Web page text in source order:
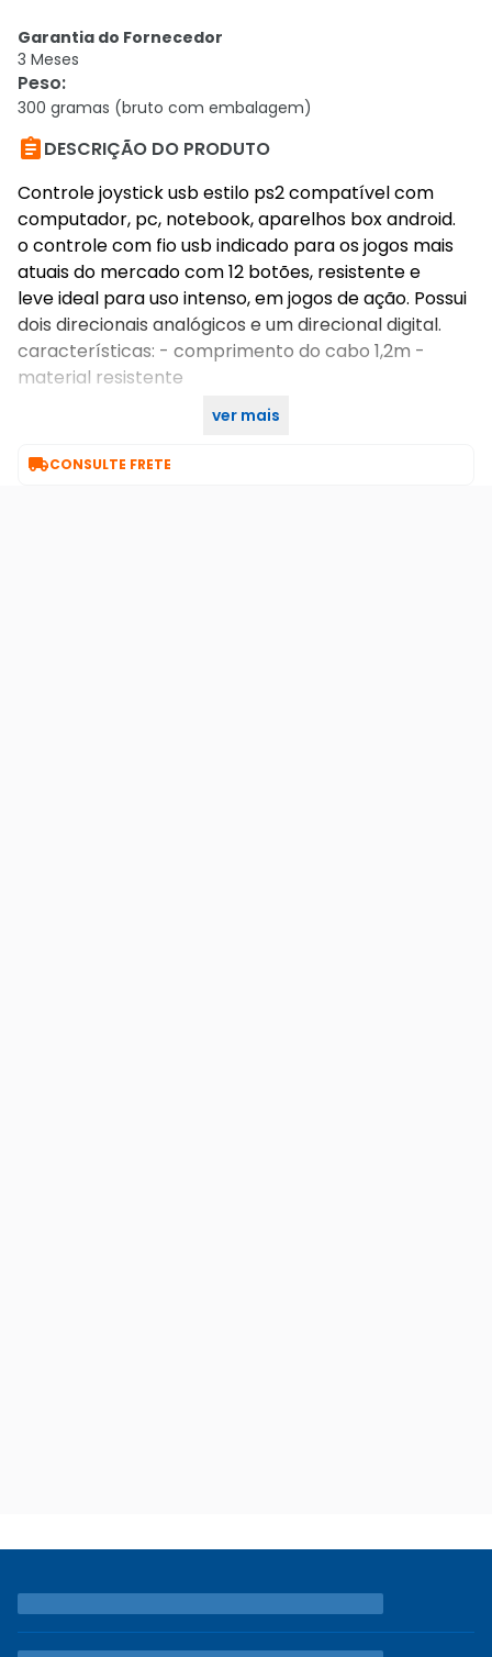
Garantia do Fornecedor
3 Meses
Peso:
300 gramas (bruto com embalagem)
DESCRIÇÃO DO PRODUTO
Controle joystick usb estilo ps2 compatível com
computador, pc, notebook, aparelhos box android.
o controle com fio usb indicado para os jogos mais
atuais do mercado com 12 botões, resistente e
leve ideal para uso intenso, em jogos de ação. Possui
dois direcionais analógicos e um direcional digital.
características: - comprimento do cabo 1,2m -
material resistente
ver mais
CONSULTE FRETE